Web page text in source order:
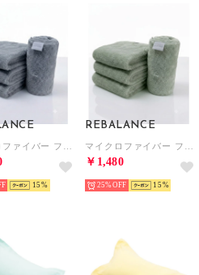
15
REBALANCE
￥1,480
25% 15